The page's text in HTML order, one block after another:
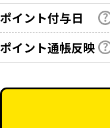
ポイント付与日
ポイント通帳反映